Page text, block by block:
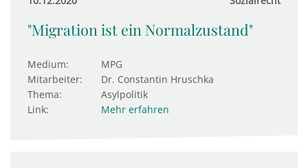
"Migration ist ein Normalzustand"
Medium:
MPG
Mitarbeiter:
Dr. Constantin Hruschka
Thema:
Asylpolitik
Link:
Mehr erfahren